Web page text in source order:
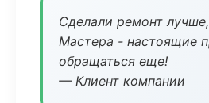
Сделали ремонт
Мастера - настоящие
обращаться еще!
— Клиент компании